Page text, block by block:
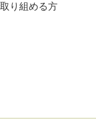
り組める方